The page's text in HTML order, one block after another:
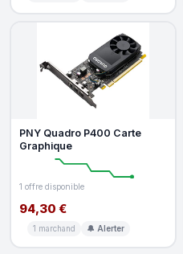
PNY Quadro P400 Carte
Graphique
1 offre disponible
94,30 €
1 marchand 🔔 Alerter